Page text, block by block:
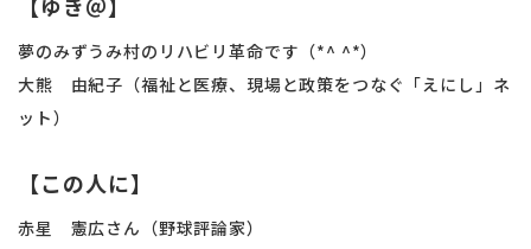
【ゆき＠】
夢のみずうみ村のリハビリ革命です（*^ ^*）
大熊 由紀子（福祉と医療、現場と政策をつなぐ「えにし」ネ
ット）
【この人に】
赤星 憲広さん（野球評論家）